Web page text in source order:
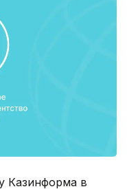
Казинформа в